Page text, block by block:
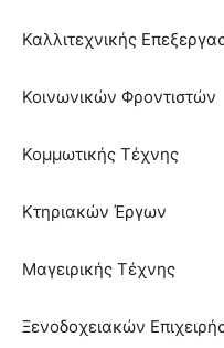
Καλλιτεχνικής
Κοινωνικών Φροντιστών
Κομμωτικής Τέχνης
Κτηριακών Έργων
Μαγειρικής Τέχνης
Ξενοδοχειακών